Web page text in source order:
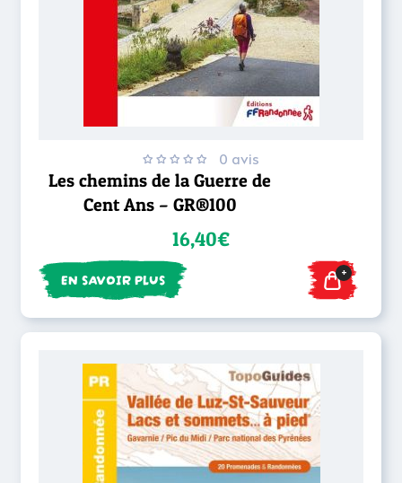
0 avis
Les chemins de la Guerre de
Cent Ans – GR®100
16,40€
EN SAVOIR PLUS +